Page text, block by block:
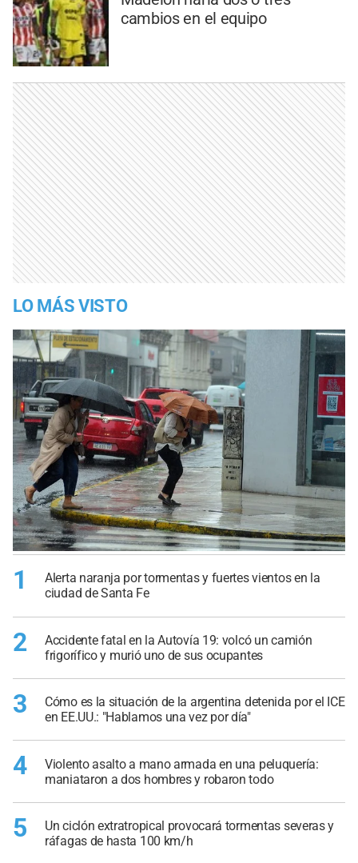
cambios en el equipo
LO MÁS VISTO
1
Alerta naranja por tormentas y fuertes vientos en la
ciudad de Santa Fe
2
Accidente fatal en la Autovía 19: volcó un camión
frigorífico y murió uno de sus ocupantes
3
Cómo es la situación de la argentina detenida por el ICE
en EE.UU.: "Hablamos una vez por día"
4
Violento asalto a mano armada en una peluquería:
maniataron a dos hombres y robaron todo
5
Un ciclón extratropical provocará tormentas severas y
ráfagas de hasta 100 km/h